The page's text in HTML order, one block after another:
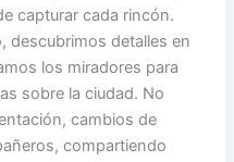
capturar cada rincón.
descubrimos detalles en
los miradores para
sobre la ciudad. No
cambios de
compartiendo